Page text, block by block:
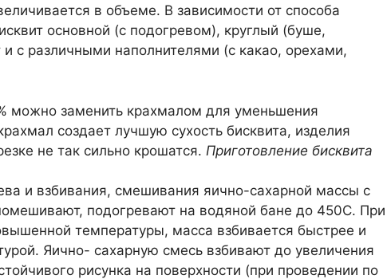
в объеме. В зависимости от способа
основной (с подогревом), круглый (буше,
с различными наполнителями (с какао, орехами,
можно заменить крахмалом для уменьшения
создает лучшую сухость бисквита, изделия
не так сильно крошатся. Приготовление бисквита
и взбивания, смешивания яично-сахарной массы с
подогревают на водяной бане до 450С. При
температуры, масса взбивается быстрее и
Яично- сахарную смесь взбивают до увеличения
рисунка на поверхности (при проведении по